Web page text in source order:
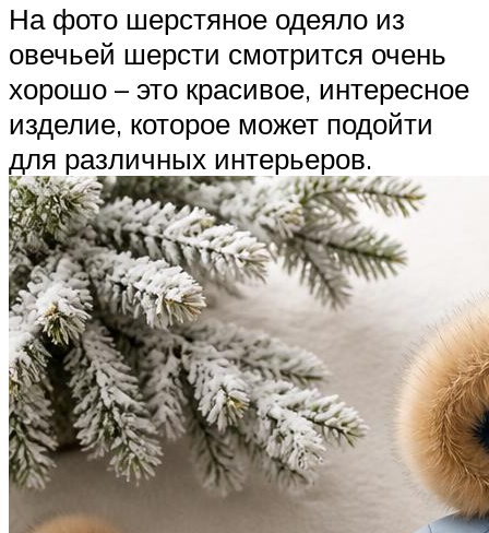
На фото шерстяное одеяло из
овечьей шерсти смотрится очень
хорошо – это красивое, интересное
изделие, которое может подойти
для различных интерьеров.